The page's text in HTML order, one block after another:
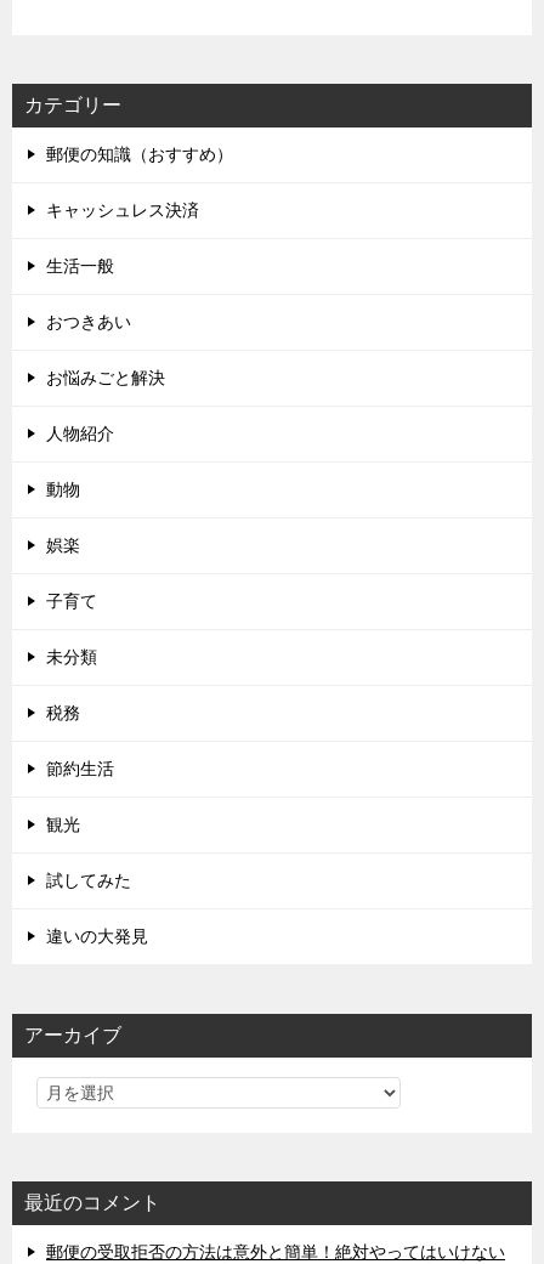
カテゴリー
郵便の知識（おすすめ）
キャッシュレス決済
生活一般
おつきあい
お悩みごと解決
人物紹介
動物
娯楽
子育て
未分類
税務
節約生活
観光
試してみた
違いの大発見
アーカイブ
最近のコメント
郵便の受取拒否の方法は意外と簡単！絶対やってはいけない